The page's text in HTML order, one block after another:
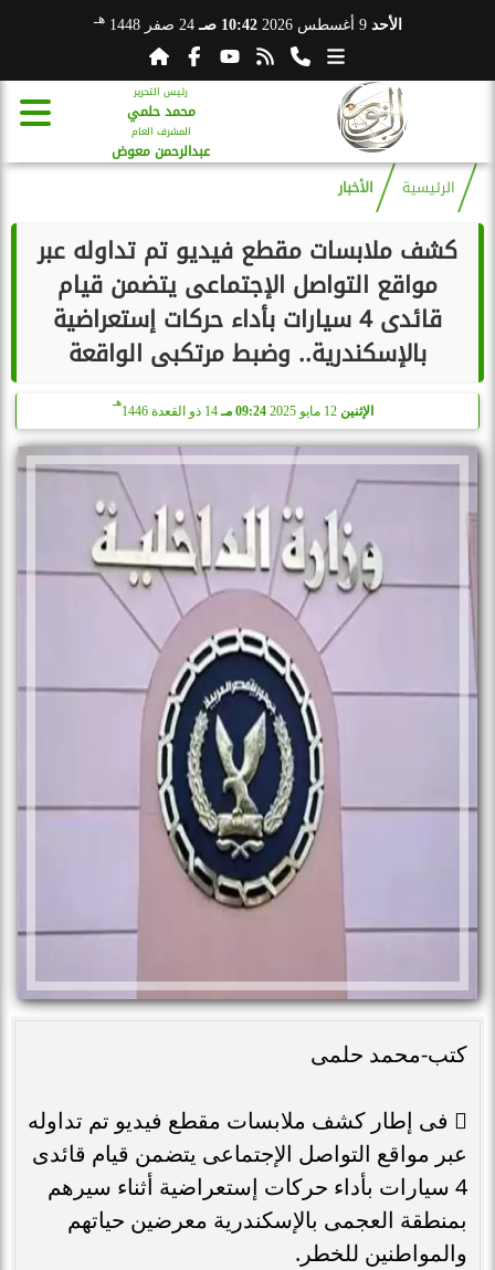
الأحد 9 أغسطس 2026 10:42 صـ 24 صفر 1448 هـ
رئيس التحرير
محمد حلمي
المشرف العام
عبدالرحمن معوض
الرئيسية الأخبار
كشف ملابسات مقطع فيديو تم تداوله عبر
مواقع التواصل الإجتماعى يتضمن قيام
قائدى 4 سيارات بأداء حركات إستعراضية
بالإسكندرية.. وضبط مرتكبى الواقعة
الإثنين 09:24 مـ 14 ذو القعدة 1446
هـ
كتب-محمد حلمى
 فى إطار كشف ملابسات مقطع فيديو تم تداوله
عبر مواقع التواصل الإجتماعى يتضمن قيام قائدى
4 سيارات بأداء حركات إستعراضية أثناء سيرهم
بمنطقة العجمى بالإسكندرية معرضين حياتهم
والمواطنين للخطر.